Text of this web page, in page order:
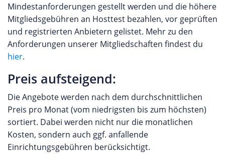
Mindestanforderungen gestellt werden und die höhere
Mitgliedsgebühren an Hosttest bezahlen, vor geprüften
und registrierten Anbietern gelistet. Mehr zu den
Anforderungen unserer Mitgliedschaften findest du
hier.
Preis aufsteigend:
Die Angebote werden nach dem durchschnittlichen
Preis pro Monat (vom niedrigsten bis zum höchsten)
sortiert. Dabei werden nicht nur die monatlichen
Kosten, sondern auch ggf. anfallende
Einrichtungsgebühren berücksichtigt.